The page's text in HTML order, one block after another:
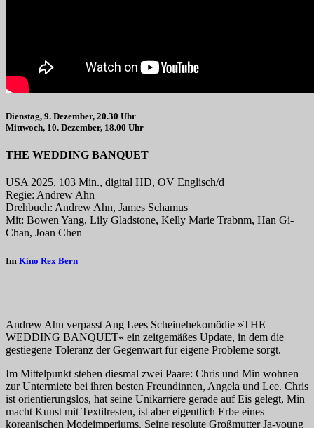
Dienstag, 9. Dezember, 20.30 Uhr
Mittwoch, 10. Dezember, 18.00 Uhr
THE WEDDING BANQUET
USA 2025, 103 Min., digital HD, OV Englisch/d
Regie: Andrew Ahn
Drehbuch: Andrew Ahn, James Schamus
Mit: Bowen Yang, Lily Gladstone, Kelly Marie Trabnm, Han Gi-
Chan, Joan Chen
Im Kino Rex Bern
Andrew Ahn verpasst Ang Lees Scheinehekomödie »THE
WEDDING BANQUET« ein zeitgemäßes Update, in dem die
gestiegene Toleranz der Gegenwart für eigene Probleme sorgt.
Im Mittelpunkt stehen diesmal zwei Paare: Chris und Min wohnen
zur Untermiete bei ihren besten Freundinnen, Angela und Lee. Chris
ist orientierungslos, hat seine Unikarriere gerade auf Eis gelegt, Min
macht Kunst mit Textilresten, ist aber eigentlich Erbe eines
koreanischen Modeimperiums. Seine resolute Großmutter Ja-young